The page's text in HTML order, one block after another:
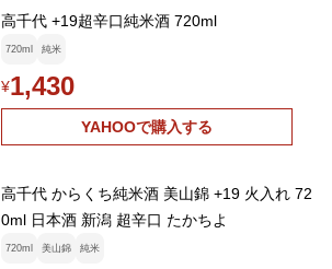
高千代 +19超辛口純米酒 720ml
720ml 純米
¥1,430
YAHOOで購入する
高千代 からくち純米酒 美山錦 +19 火入れ 72
0ml 日本酒 新潟 超辛口 たかちよ
720ml 美山錦 純米